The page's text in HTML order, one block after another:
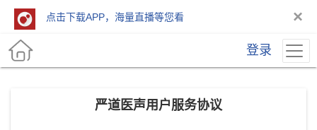
点击下载APP，海量直播等您看 ×
登录
严道医声用户服务协议